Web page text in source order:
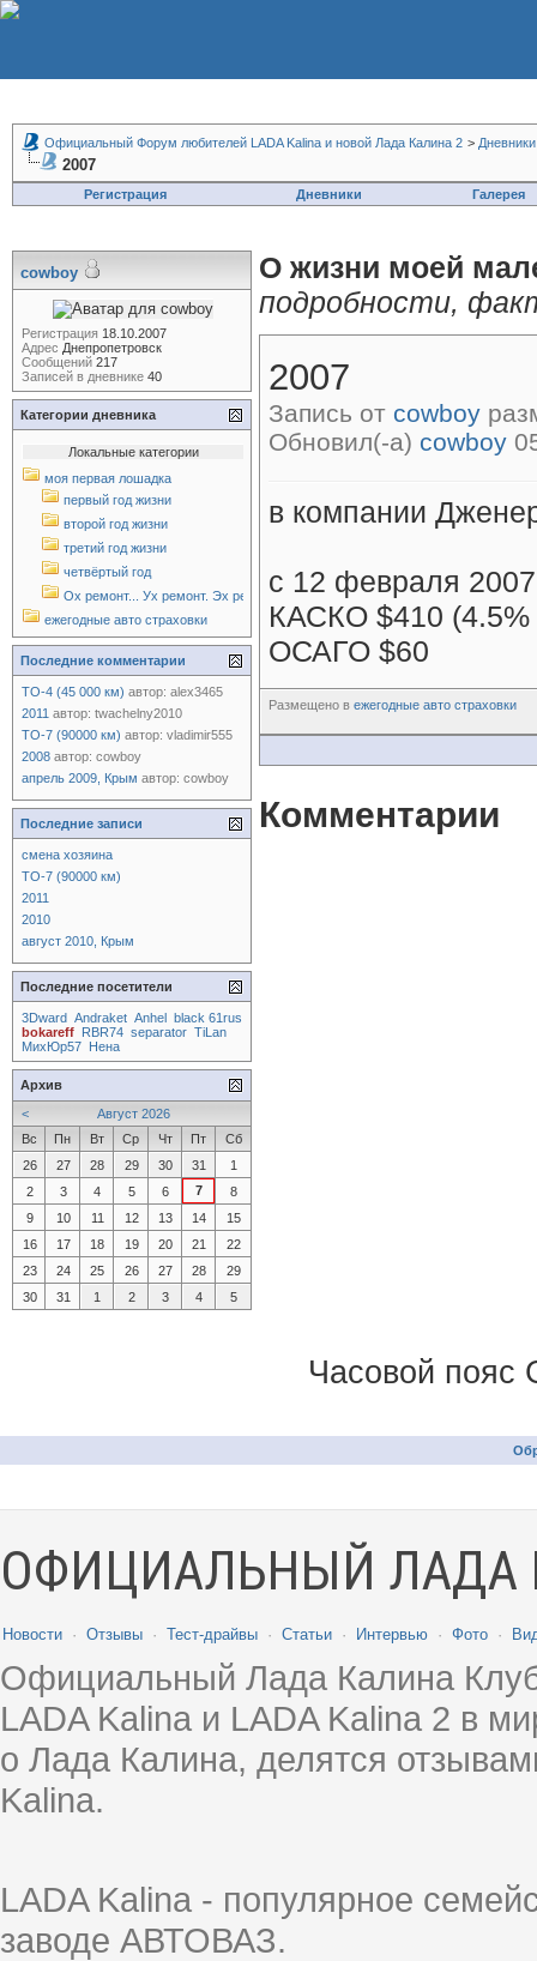
Официальный Форум любителей LADA Kalina и новой Лада Калина 2 > Дневники
2007
Регистрация Дневники Галерея
О жизни моей
подробности,
2007
Запись от cowboy
Обновил(-а) cowboy
в компании
с 12 февраля
КАСКО $410 (4.5%
ОСАГО $60
Размещено в ежегодные авто страховки
Комментарии
cowboy
Регистрация 18.10.2007
Адрес Днепропетровск
Сообщений 217
Записей в дневнике 40
Категории дневника
Локальные категории
моя первая лошадка
первый год жизни
второй год жизни
третий год жизни
четвёртый год
Ох ремонт... Ух ремонт. Эх ремонт!
ежегодные авто страховки
Последние комментарии
ТО-4 (45 000 км) автор: alex3465
2011 автор: twachelny2010
ТО-7 (90000 км) автор: vladimir555
2008 автор: cowboy
апрель 2009, Крым автор: cowboy
Последние записи
смена хозяина
ТО-7 (90000 км)
2011
2010
август 2010, Крым
Последние посетители
3Dward Andraket Anhel black 61rus
bokareff RBR74 separator TiLan
МихЮр57 Нена
Архив
<
Август 2026
Вс
Пн Вт Ср Чт Пт
Сб
26
27 28 29 30 31
1
2
3 4 5 6 7
8
9
10 11 12 13 14
15
16
17 18 19 20 21
22
23
24 25 26 27 28
29
30
31 1 2 3 4 5
Часовой пояс
ОФИЦИАЛЬНЫЙ ЛАДА
Новости · Отзывы · Тест-драйвы · Статьи · Интервью · Фото ·
Официальный Лада Калина
LADA Kalina и LADA Kalina 2 в
о Лада Калина, делятся
Kalina.
LADA Kalina - популярное
заводе АВТОВАЗ.